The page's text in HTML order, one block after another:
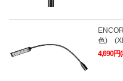
色)
4,690円